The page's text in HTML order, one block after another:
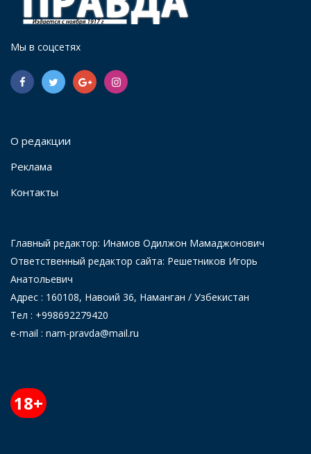
Мы в соцсетях
О редакции
Реклама
Контакты
Главный редактор: Инамов Одилжон Мамаджонович
Ответственный редактор сайта: Решетников Игорь
Анатольевич
Адрес : 160108, Навоий 36, Наманган / Узбекистан
Тел : +998692279420
e-mail : nam-pravda@mail.ru
18+